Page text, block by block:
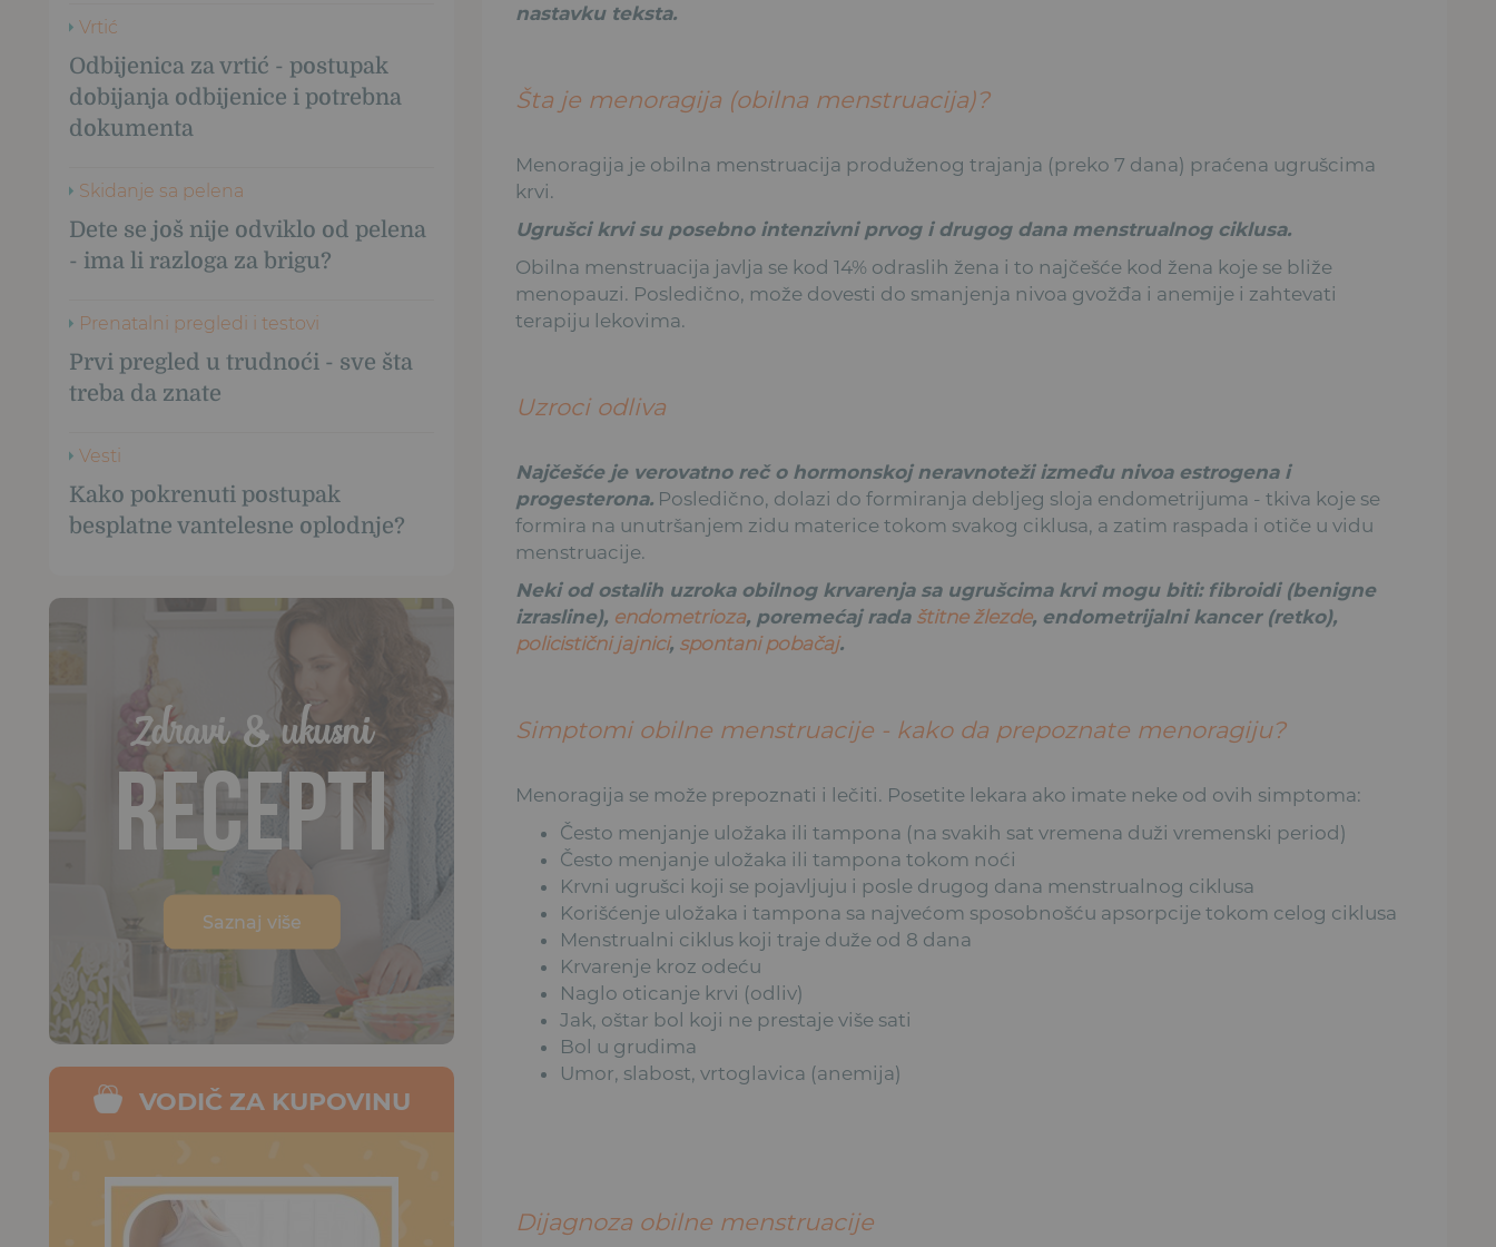
Vrtić
Odbijenica za vrtić - postupak
dobijanja odbijenice i potrebna
dokumenta
Skidanje sa pelena
Dete se još nije odviklo od pelena
- ima li razloga za brigu?
Prenatalni pregledi i testovi
Prvi pregled u trudnoći - sve šta
treba da znate
Vesti
Kako pokrenuti postupak
besplatne vantelesne oplodnje?
Zdravi & ukusni
Recepti
Saznaj više
VODIČ ZA KUPOVINU
nastavku teksta.
Šta je menoragija (obilna menstruacija)?
Menoragija je obilna menstruacija produženog trajanja (preko 7 dana) praćena ugrušcima
krvi.
Ugrušci krvi su posebno intenzivni prvog i drugog dana menstrualnog ciklusa.
Obilna menstruacija javlja se kod 14% odraslih žena i to najčešće kod žena koje se bliže
menopauzi. Posledično, može dovesti do smanjenja nivoa gvožđa i anemije i zahtevati
terapiju lekovima.
Uzroci odliva
Najčešće je verovatno reč o hormonskoj neravnoteži između nivoa estrogena i
progesterona. Posledično, dolazi do formiranja debljeg sloja endometrijuma - tkiva koje se
formira na unutršanjem zidu materice tokom svakog ciklusa, a zatim raspada i otiče u vidu
menstruacije.
Neki od ostalih uzroka obilnog krvarenja sa ugrušcima krvi mogu biti: fibroidi (benigne
izrasline), endometrioza, poremećaj rada štitne žlezde, endometrijalni kancer (retko),
policistični jajnici, spontani pobačaj.
Simptomi obilne menstruacije - kako da prepoznate menoragiju?
Menoragija se može prepoznati i lečiti. Posetite lekara ako imate neke od ovih simptoma:
Često menjanje uložaka ili tampona (na svakih sat vremena duži vremenski period)
Često menjanje uložaka ili tampona tokom noći
Krvni ugrušci koji se pojavljuju i posle drugog dana menstrualnog ciklusa
Korišćenje uložaka i tampona sa najvećom sposobnošću apsorpcije tokom celog ciklusa
Menstrualni ciklus koji traje duže od 8 dana
Krvarenje kroz odeću
Naglo oticanje krvi (odliv)
Jak, oštar bol koji ne prestaje više sati
Bol u grudima
Umor, slabost, vrtoglavica (anemija)
Dijagnoza obilne menstruacije